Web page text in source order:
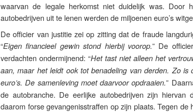
waarvan de legale herkomst niet duidelijk was. Door
autobedrijven uit te lenen werden de miljoenen euro’s
De officier van justitie zei op zitting dat de fraude
“Eigen financieel gewin stond hierbij voorop.” De
verdachten ondermijnend: “Het tast niet alleen het
aan, maar het leidt ook tot benadeling van derden. Zo is
euro’s. De samenleving moet daarvoor opdraaien.”
de autobranche. De eerlijke autobedrijven zijn hiervan
daarom forse gevangenisstraffen op zijn plaats. Tegen